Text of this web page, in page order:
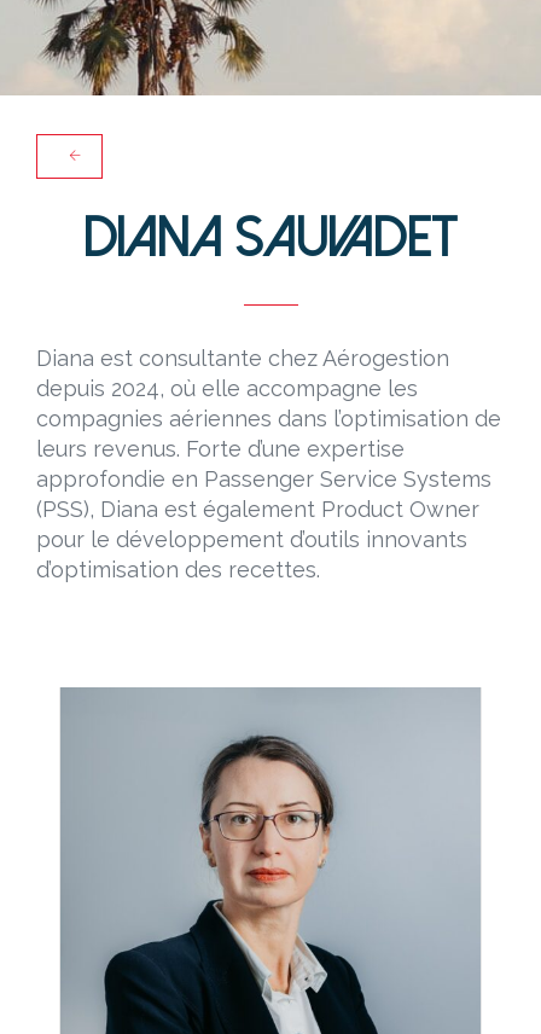
Diana SAUVADET
Diana est consultante chez Aérogestion
depuis 2024, où elle accompagne les
compagnies aériennes dans l’optimisation de
leurs revenus. Forte d’une expertise
approfondie en Passenger Service Systems
(PSS), Diana est également Product Owner
pour le développement d’outils innovants
d’optimisation des recettes.